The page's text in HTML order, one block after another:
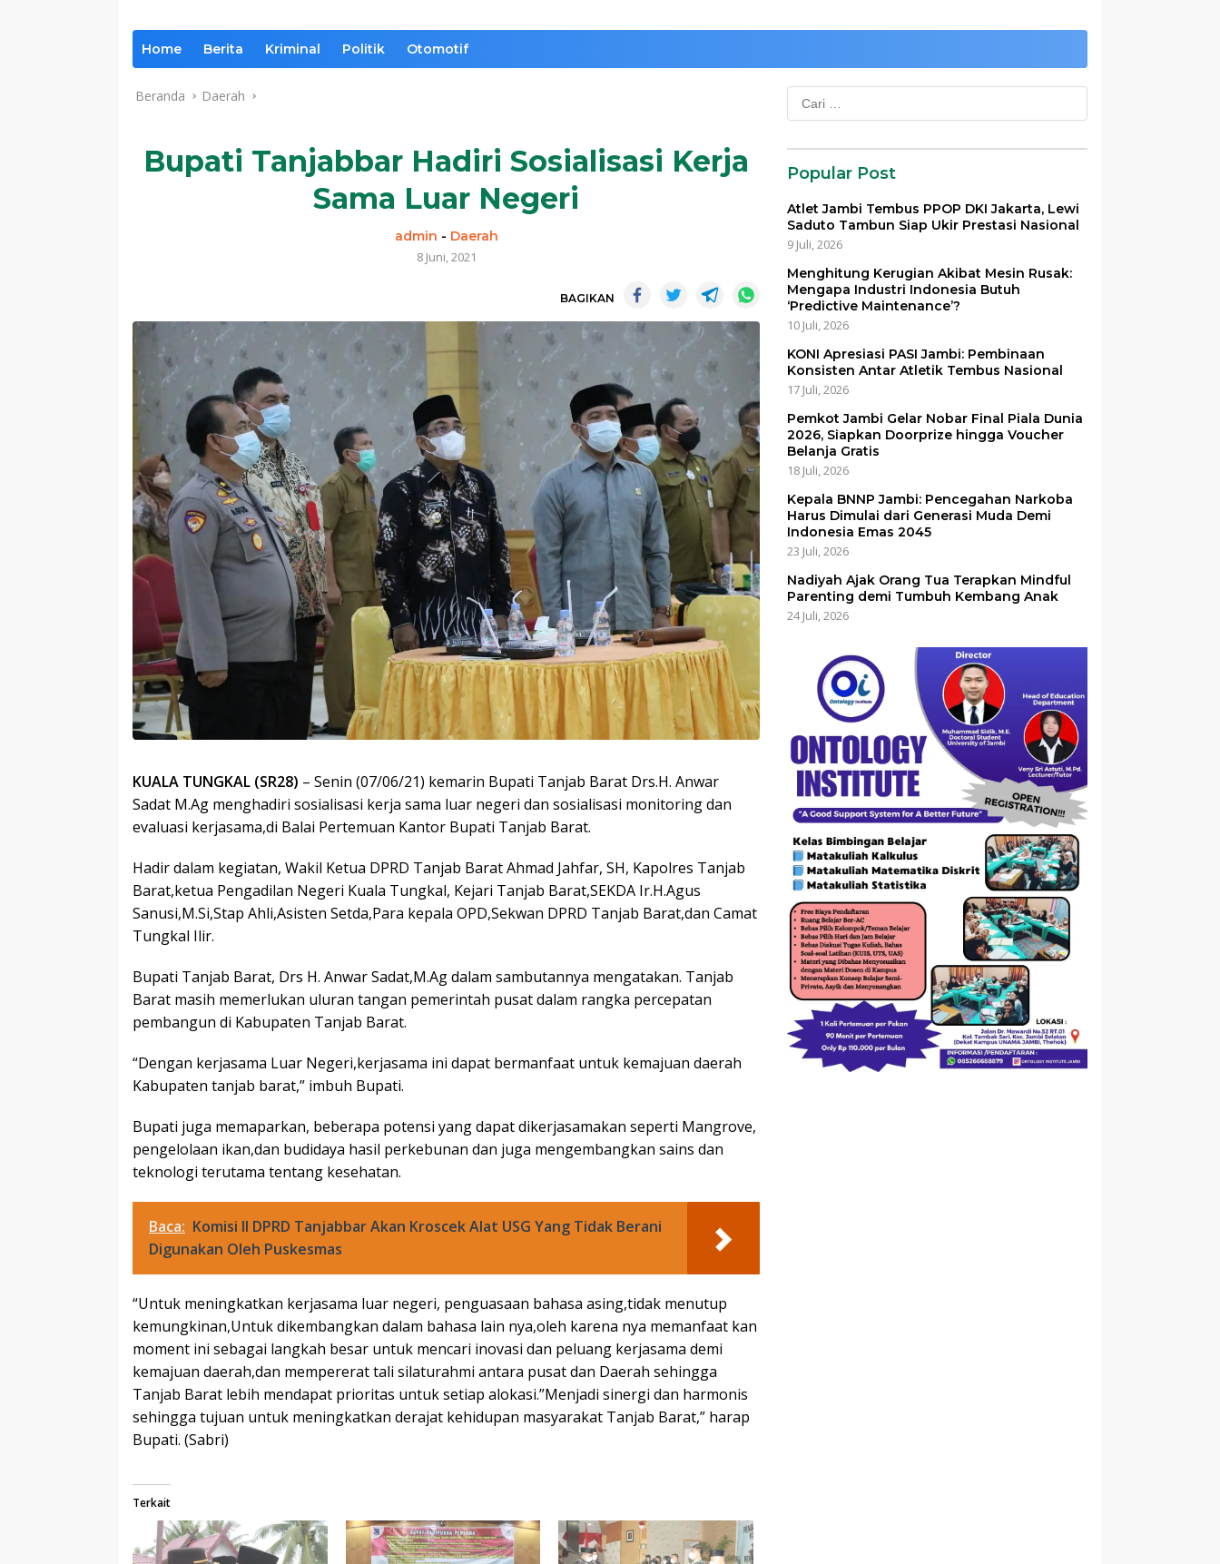
Home Berita Kriminal Politik Otomotif
Beranda Daerah
Bupati Tanjabbar Hadiri Sosialisasi Kerja
Sama Luar Negeri
admin - Daerah
8 Juni, 2021
BAGIKAN
KUALA TUNGKAL (SR28) – Senin (07/06/21) kemarin Bupati Tanjab Barat Drs.H. Anwar
Sadat M.Ag menghadiri sosialisasi kerja sama luar negeri dan sosialisasi monitoring dan
evaluasi kerjasama,di Balai Pertemuan Kantor Bupati Tanjab Barat.
Hadir dalam kegiatan, Wakil Ketua DPRD Tanjab Barat Ahmad Jahfar, SH, Kapolres Tanjab
Barat,ketua Pengadilan Negeri Kuala Tungkal, Kejari Tanjab Barat,SEKDA Ir.H.Agus
Sanusi,M.Si,Stap Ahli,Asisten Setda,Para kepala OPD,Sekwan DPRD Tanjab Barat,dan Camat
Tungkal Ilir.
Bupati Tanjab Barat, Drs H. Anwar Sadat,M.Ag dalam sambutannya mengatakan. Tanjab
Barat masih memerlukan uluran tangan pemerintah pusat dalam rangka percepatan
pembangun di Kabupaten Tanjab Barat.
“Dengan kerjasama Luar Negeri,kerjasama ini dapat bermanfaat untuk kemajuan daerah
Kabupaten tanjab barat,” imbuh Bupati.
Bupati juga memaparkan, beberapa potensi yang dapat dikerjasamakan seperti Mangrove,
pengelolaan ikan,dan budidaya hasil perkebunan dan juga mengembangkan sains dan
teknologi terutama tentang kesehatan.
Baca: Komisi II DPRD Tanjabbar Akan Kroscek Alat USG Yang Tidak Berani
Digunakan Oleh Puskesmas
“Untuk meningkatkan kerjasama luar negeri, penguasaan bahasa asing,tidak menutup
kemungkinan,Untuk dikembangkan dalam bahasa lain nya,oleh karena nya memanfaat kan
moment ini sebagai langkah besar untuk mencari inovasi dan peluang kerjasama demi
kemajuan daerah,dan mempererat tali silaturahmi antara pusat dan Daerah sehingga
Tanjab Barat lebih mendapat prioritas untuk setiap alokasi.”Menjadi sinergi dan harmonis
sehingga tujuan untuk meningkatkan derajat kehidupan masyarakat Tanjab Barat,” harap
Bupati. (Sabri)
Terkait
Cari
untuk:
Popular Post
Atlet Jambi Tembus PPOP DKI Jakarta, Lewi
Saduto Tambun Siap Ukir Prestasi Nasional
9 Juli, 2026
Menghitung Kerugian Akibat Mesin Rusak:
Mengapa Industri Indonesia Butuh
‘Predictive Maintenance’?
10 Juli, 2026
KONI Apresiasi PASI Jambi: Pembinaan
Konsisten Antar Atletik Tembus Nasional
17 Juli, 2026
Pemkot Jambi Gelar Nobar Final Piala Dunia
2026, Siapkan Doorprize hingga Voucher
Belanja Gratis
18 Juli, 2026
Kepala BNNP Jambi: Pencegahan Narkoba
Harus Dimulai dari Generasi Muda Demi
Indonesia Emas 2045
23 Juli, 2026
Nadiyah Ajak Orang Tua Terapkan Mindful
Parenting demi Tumbuh Kembang Anak
24 Juli, 2026